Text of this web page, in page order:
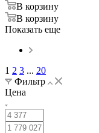
В корзину
В корзину
Показать еще
1 2 3 ... 20
Фильтр
Цена